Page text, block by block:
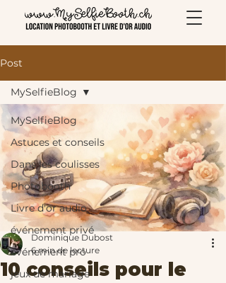
Post
MySelfieBlog
Astuces et conseils
Dans les coulisses
Photobooth
Livre d'or audio
événement privé
événement pro
jeux de mariage
MySelfieBlog
10 conseils pour le
Dominique Dubost
6 min de lecture